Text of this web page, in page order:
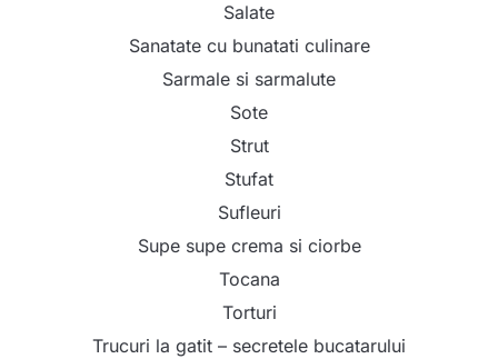
Salate
Sanatate cu bunatati culinare
Sarmale si sarmalute
Sote
Strut
Stufat
Sufleuri
Supe supe crema si ciorbe
Tocana
Torturi
Trucuri la gatit – secretele bucatarului